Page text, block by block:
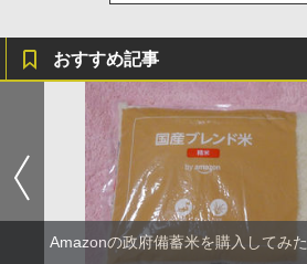
おすすめ記事
Amazonの政府備蓄米を購入してみた